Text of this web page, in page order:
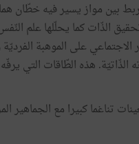
بين مواز يسير فيه خطّان
الذّات كما يحلّلها علم
على الموهبة الفرديّة
الذّاتيّة. هذه الطّاقات التي
تناغما كبيرا مع الجماهير